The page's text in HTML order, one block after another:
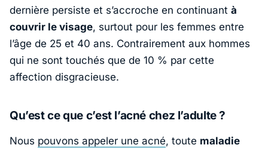
dernière persiste et s’accroche en continuant à
couvrir le visage, surtout pour les femmes entre
l’âge de 25 et 40 ans. Contrairement aux hommes
qui ne sont touchés que de 10 % par cette
affection disgracieuse.
Qu’est ce que c’est l’acné chez l’adulte ?
Nous pouvons appeler une acné, toute maladie